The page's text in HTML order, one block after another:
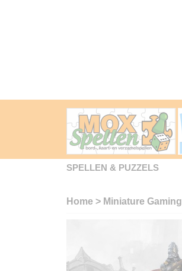
SPELLEN & PUZZELS
Home > Miniature Gaming